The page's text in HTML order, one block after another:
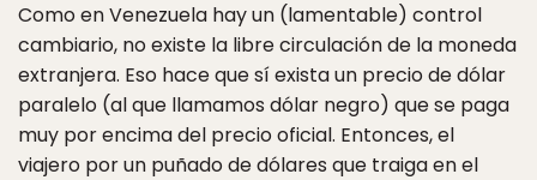
Como en Venezuela hay un (lamentable) control
cambiario, no existe la libre circulación de la moneda
extranjera. Eso hace que sí exista un precio de dólar
paralelo (al que llamamos dólar negro) que se paga
muy por encima del precio oficial. Entonces, el
viajero por un puñado de dólares que traiga en el